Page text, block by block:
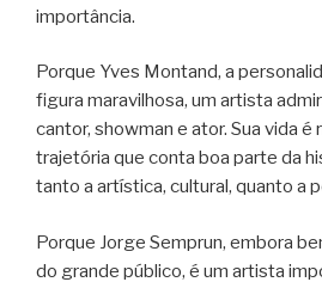
importância.
Porque Yves Montand, a
figura maravilhosa, um artista
cantor, showman e ator. Sua vida é
trajetória que conta boa parte da
tanto a artística, cultural, quanto a
Porque Jorge Semprun, embora
do grande público, é um artista